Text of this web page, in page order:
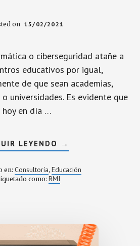
on 15/02/2021
o ciberseguridad atañe a
educativos por igual,
de que sean academias,
universidades. Es evidente que
hoy en día …
LEYENDO ACERCA
DE
INFORMÁTICA
EN
→
en: Consultoría, Educación
como: RMI